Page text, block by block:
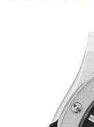
全てのブランドを
る